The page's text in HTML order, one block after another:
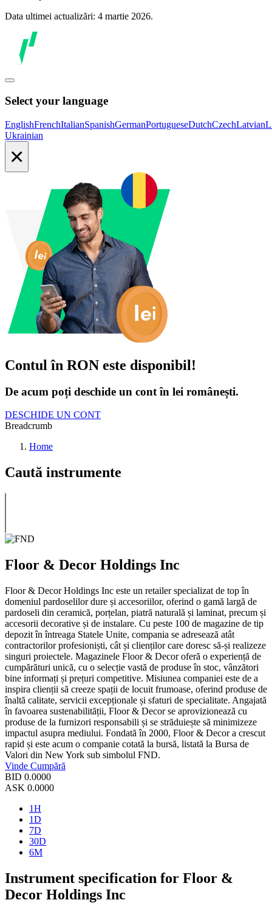
Data ultimei actualizări: 4 martie 2026.
Select your language
EnglishFrenchItalianSpanishGermanPortugueseDutchCzechLatvian
Ukrainian
×
Contul în RON este disponibil!
De acum poți deschide un cont în lei românești.
DESCHIDE UN CONT
Breadcrumb
Home
Caută instrumente
Floor & Decor Holdings Inc
Floor & Decor Holdings Inc este un retailer specializat de top în
domeniul pardoselilor dure și accesoriilor, oferind o gamă largă de
pardoseli din ceramică, porțelan, piatră naturală și laminat, precum și
accesorii decorative și de instalare. Cu peste 100 de magazine de tip
depozit în întreaga Statele Unite, compania se adresează atât
contractorilor profesioniști, cât și clienților care doresc să-și realizeze
singuri proiectele. Magazinele Floor & Decor oferă o experiență de
cumpărături unică, cu o selecție vastă de produse în stoc, vânzători
bine informați și prețuri competitive. Misiunea companiei este de a
inspira clienții să creeze spații de locuit frumoase, oferind produse de
înaltă calitate, servicii excepționale și sfaturi de specialitate. Angajată
în favoarea sustenabilității, Floor & Decor se aprovizionează cu
produse de la furnizori responsabili și se străduiește să minimizeze
impactul asupra mediului. Fondată în 2000, Floor & Decor a crescut
rapid și este acum o companie cotată la bursă, listată la Bursa de
Valori din New York sub simbolul FND.
Vinde Cumpără
BID 0.0000
ASK 0.0000
1H
1D
7D
30D
6M
Instrument specification for Floor &
Decor Holdings Inc